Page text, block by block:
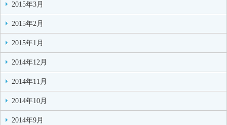
2015年3月
2015年2月
2015年1月
2014年12月
2014年11月
2014年10月
2014年9月